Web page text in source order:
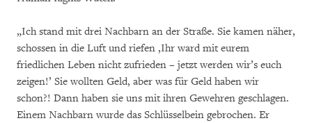
„Ich stand mit drei Nachbarn an der Straße. Sie kamen näher,
schossen in die Luft und riefen ‚Ihr ward mit eurem
friedlichen Leben nicht zufrieden – jetzt werden wir’s euch
zeigen!’ Sie wollten Geld, aber was für Geld haben wir
schon?! Dann haben sie uns mit ihren Gewehren geschlagen.
Einem Nachbarn wurde das Schlüsselbein gebrochen. Er